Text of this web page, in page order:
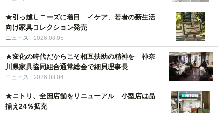
★引っ越しニーズに着目 イケア、若者の新生活
向け家具コレクション発売
ニュース 2026.08.05
★変化の時代だからこそ相互扶助の精神を 神奈
川県家具協同組合通常総会で細貝理事長
ニュース 2026.08.04
★ニトリ、全国店舗をリニューアル 小型店は品
揃え24％拡充